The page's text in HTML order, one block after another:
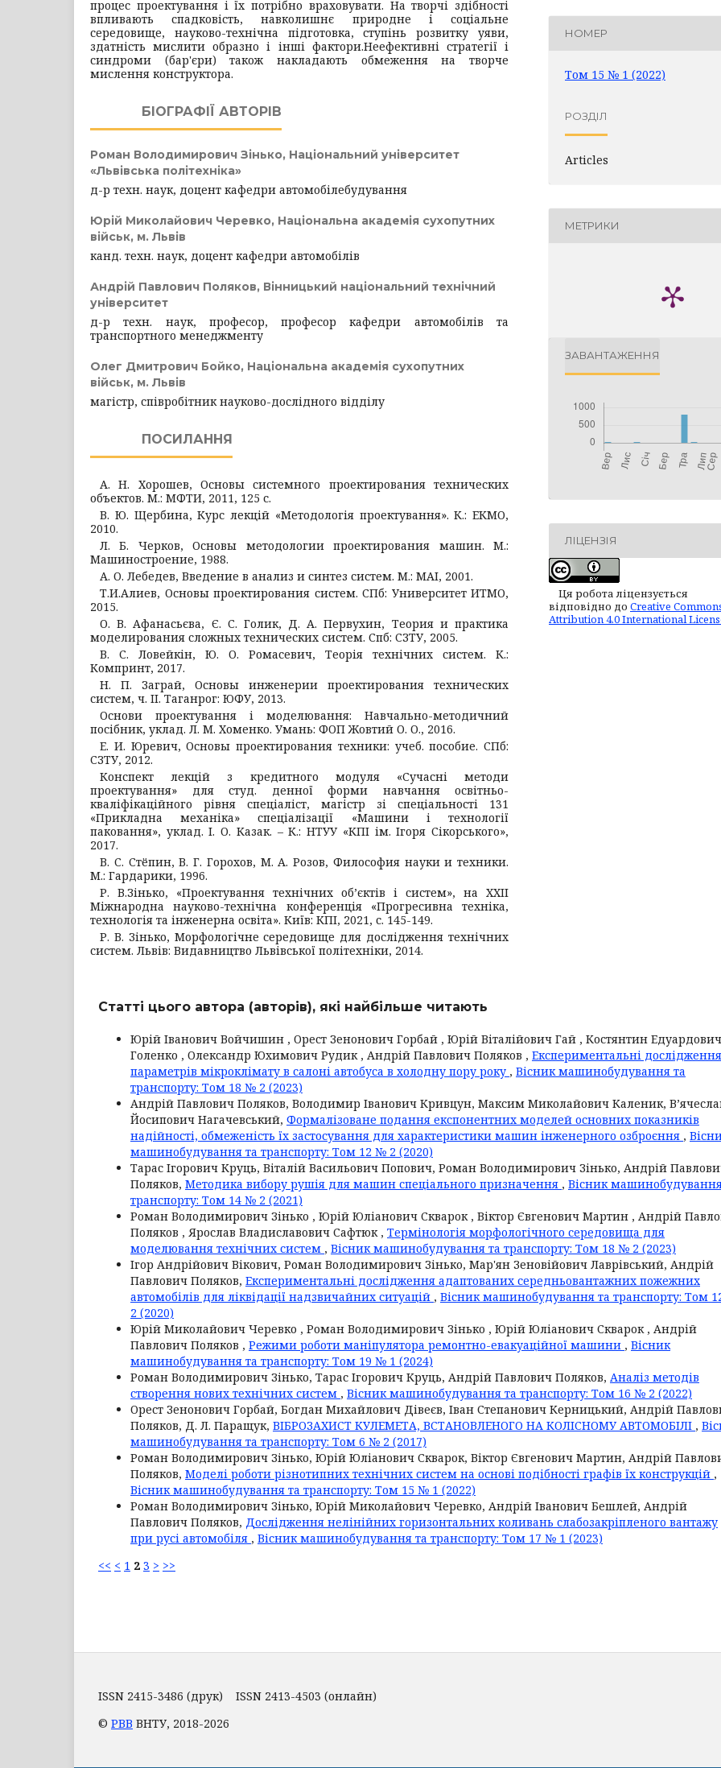
процес проектування і їх потрібно враховувати. На творчі здібності
впливають спадковість, навколишнє природне і соціальне
середовище, науково-технічна підготовка, ступінь розвитку уяви,
здатність мислити образно і інші фактори.Неефективні стратегії і
синдроми (бар'єри) також накладають обмеження на творче
мислення конструктора.
БІОГРАФІЇ АВТОРІВ
Роман Володимирович Зінько, Національний університет
«Львівська політехніка»
д-р техн. наук, доцент кафедри автомобілебудування
Юрій Миколайович Черевко, Національна академія сухопутних
військ, м. Львів
канд. техн. наук, доцент кафедри автомобілів
Андрій Павлович Поляков, Вінницький національний технічний
університет
д-р техн. наук, професор, професор кафедри автомобілів та
транспортного менеджменту
Олег Дмитрович Бойко, Національна академія сухопутних
військ, м. Львів
магістр, співробітник науково-дослідного відділу
ПОСИЛАННЯ
А. Н. Хорошев, Основы системного проектирования технических
объектов. М.: МФТИ, 2011, 125 с.
В. Ю. Щербина, Курс лекцій «Методологія проектування». К.: ЕКМО,
2010.
Л. Б. Черков, Основы методологии проектирования машин. М.:
Машиностроение, 1988.
А. О. Лебедев, Введение в анализ и синтез систем. М.: МАІ, 2001.
Т.И.Алиев, Основы проектирования систем. СПб: Университет ИТМО,
2015.
О. В. Афанасьєва, Є. С. Голик, Д. А. Первухин, Теория и практика
моделирования сложных технических систем. Спб: СЗТУ, 2005.
В. С. Ловейкін, Ю. О. Ромасевич, Теорія технічних систем. К.:
Компринт, 2017.
Н. П. Заграй, Основы инженерии проектирования технических
систем, ч. II. Таганрог: ЮФУ, 2013.
Основи проектування і моделювання: Навчально-методичний
посібник, уклад. Л. М. Хоменко. Умань: ФОП Жовтий О. О., 2016.
Е. И. Юревич, Основы проектирования техники: учеб. пособие. СПб:
СЗТУ, 2012.
Конспект лекцій з кредитного модуля «Сучасні методи
проектування» для студ. денної форми навчання освітньо-
кваліфікаційного рівня спеціаліст, магістр зі спеціальності 131
«Прикладна механіка» спеціалізації «Машини і технології
паковання», уклад. І. О. Казак. – К.: НТУУ «КПІ ім. Ігоря Сікорського»,
2017.
В. С. Стёпин, В. Г. Горохов, М. А. Розов, Философия науки и техники.
М.: Гардарики, 1996.
Р. В.Зінько, «Проектування технічних об’єктів і систем», на XXIІ
Міжнародна науково-технічна конференція «Прогресивна техніка,
технологія та інженерна освіта». Київ: КПІ, 2021, с. 145-149.
Р. В. Зінько, Морфологічне середовище для дослідження технічних
систем. Львів: Видавництво Львівської політехніки, 2014.
НОМЕР
Том 15 № 1 (2022)
РОЗДІЛ
Articles
МЕТРИКИ
ЗАВАНТАЖЕННЯ
ЛІЦЕНЗІЯ
Ця робота ліцензується
відповідно до Creative
Attribution 4.0 International
Статті цього автора (авторів), які найбільше читають
Юрій Іванович Войчишин , Орест Зенонович Горбай , Юрій Віталійович Гай , Костянтин Едуардович
Голенко , Олександр Юхимович Рудик , Андрій Павлович Поляков , Експериментальні дослідження
параметрів мікроклімату в салоні автобуса в холодну пору року , Вісник машинобудування та
транспорту: Том 18 № 2 (2023)
Андрій Павлович Поляков, Володимир Іванович Кривцун, Максим Миколайович Каленик,
Йосипович Нагачевський, Формалізоване подання експонентних моделей основних показників
надійності, обмеженість їх застосування для характеристики машин інженерного озброєння ,
машинобудування та транспорту: Том 12 № 2 (2020)
Тарас Ігорович Круць, Віталій Васильович Попович, Роман Володимирович Зінько, Андрій
Поляков, Методика вибору рушія для машин спеціального призначення , Вісник
транспорту: Том 14 № 2 (2021)
Роман Володимирович Зінько , Юрій Юліанович Скварок , Віктор Євгенович Мартин , Андрій
Поляков , Ярослав Владиславович Сафтюк , Термінологія морфологічного середовища для
моделювання технічних систем , Вісник машинобудування та транспорту: Том 18 № 2 (2023)
Ігор Андрійович Вікович, Роман Володимирович Зінько, Мар'ян Зеновійович Лаврівський, Андрій
Павлович Поляков, Експериментальні дослідження адаптованих середньовантажних пожежних
автомобілів для ліквідації надзвичайних ситуацій , Вісник машинобудування та транспорту: Том
2 (2020)
Юрій Миколайович Черевко , Роман Володимирович Зінько , Юрій Юліанович Скварок , Андрій
Павлович Поляков , Режими роботи маніпулятора ремонтно-евакуаційної машини , Вісник
машинобудування та транспорту: Том 19 № 1 (2024)
Роман Володимирович Зінько, Тарас Ігорович Круць, Андрій Павлович Поляков, Аналіз методів
створення нових технічних систем , Вісник машинобудування та транспорту: Том 16 № 2 (2022)
Орест Зенонович Горбай, Богдан Михайлович Дівеєв, Іван Степанович Керницький, Андрій
Поляков, Д. Л. Паращук, ВІБРОЗАХИСТ КУЛЕМЕТА, ВСТАНОВЛЕНОГО НА КОЛІСНОМУ АВТОМОБІЛІ ,
машинобудування та транспорту: Том 6 № 2 (2017)
Роман Володимирович Зінько, Юрій Юліанович Скварок, Віктор Євгенович Мартин, Андрій
Поляков, Моделі роботи різнотипних технічних систем на основі подібності графів їх конструкцій ,
Вісник машинобудування та транспорту: Том 15 № 1 (2022)
Роман Володимирович Зінько, Юрій Миколайович Черевко, Андрій Іванович Бешлей, Андрій
Павлович Поляков, Дослідження нелінійних горизонтальних коливань слабозакріпленого вантажу
при русі автомобіля , Вісник машинобудування та транспорту: Том 17 № 1 (2023)
<< < 1 2 3 > >>
ISSN 2415-3486 (друк) ISSN 2413-4503 (онлайн)
© РВВ ВНТУ, 2018-2026